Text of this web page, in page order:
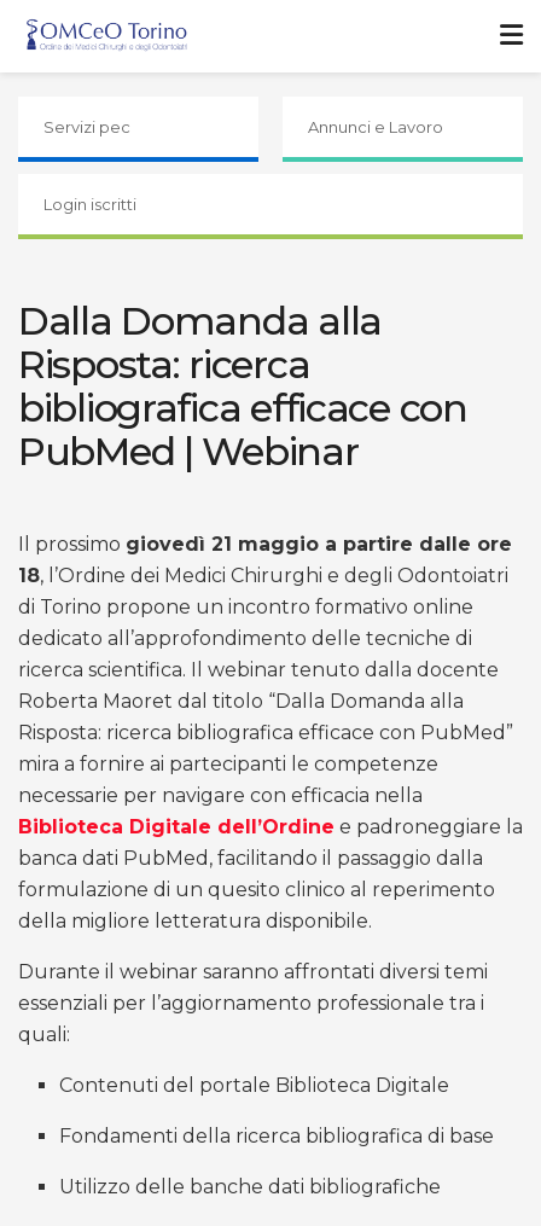
Servizi pec Annunci e Lavoro
Login iscritti
Dalla Domanda alla
Risposta: ricerca
bibliografica efficace con
PubMed | Webinar
Il prossimo giovedì 21 maggio a partire dalle ore
18, l’Ordine dei Medici Chirurghi e degli Odontoiatri
di Torino propone un incontro formativo online
dedicato all’approfondimento delle tecniche di
ricerca scientifica. Il webinar tenuto dalla docente
Roberta Maoret dal titolo “Dalla Domanda alla
Risposta: ricerca bibliografica efficace con PubMed”
mira a fornire ai partecipanti le competenze
necessarie per navigare con efficacia nella
Biblioteca Digitale dell’Ordine e padroneggiare la
banca dati PubMed, facilitando il passaggio dalla
formulazione di un quesito clinico al reperimento
della migliore letteratura disponibile.
Durante il webinar saranno affrontati diversi temi
essenziali per l’aggiornamento professionale tra i
quali:
Contenuti del portale Biblioteca Digitale
Fondamenti della ricerca bibliografica di base
Utilizzo delle banche dati bibliografiche